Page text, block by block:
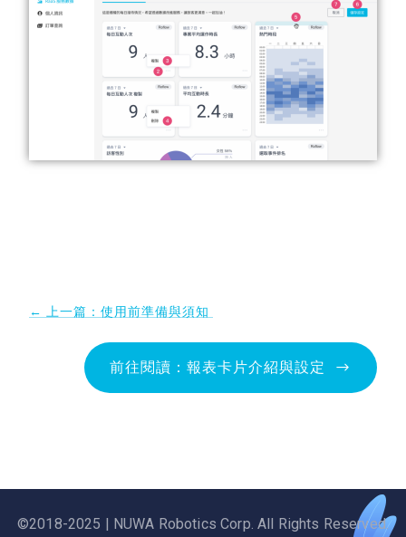
← 上一篇：使用前準備與須知
前往閱讀：報表卡片介紹與設定
©2018-2025 | NUWA Robotics Corp. All Rights Reserved.